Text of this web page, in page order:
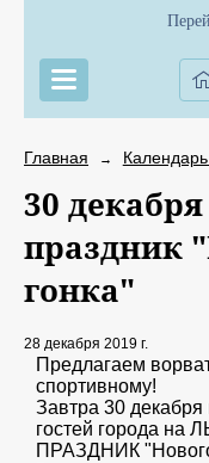
Главная →
30
праздник
гонка"
28 декабря 2019 г.
Предлагаем
спортивному!
Завтра 30
гостей города
ПРАЗДНИК